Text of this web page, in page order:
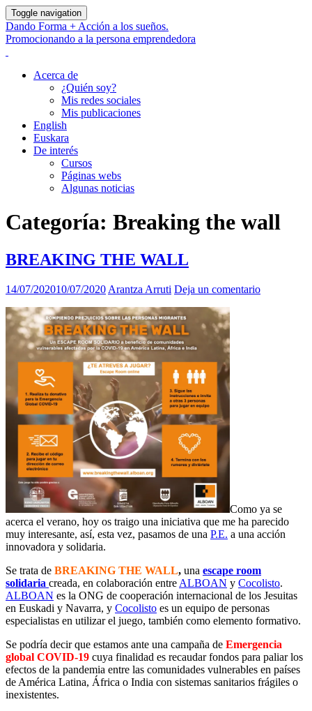
Toggle navigation
Dando Forma + Acción a los sueños.
Promocionando a la persona emprendedora
Acerca de
¿Quién soy?
Mis redes sociales
Mis publicaciones
English
Euskara
De interés
Cursos
Páginas webs
Algunas noticias
Categoría: Breaking the wall
BREAKING THE WALL
14/07/202010/07/2020 Arantza Arruti Deja un comentario
Como ya se
acerca el verano, hoy os traigo una iniciativa que me ha parecido
muy interesante, así, esta vez, pasamos de una P.E. a una acción
innovadora y solidaria.
Se trata de BREAKING THE WALL, una escape room
solidaria creada, en colaboración entre ALBOAN y Cocolisto.
ALBOAN es la ONG de cooperación internacional de los Jesuitas
en Euskadi y Navarra, y Cocolisto es un equipo de personas
especialistas en utilizar el juego, también como elemento formativo.
Se podría decir que estamos ante una campaña de Emergencia
global COVID-19 cuya finalidad es recaudar fondos para paliar los
efectos de la pandemia entre las comunidades vulnerables en países
de América Latina, África o India con sistemas sanitarios frágiles o
inexistentes.